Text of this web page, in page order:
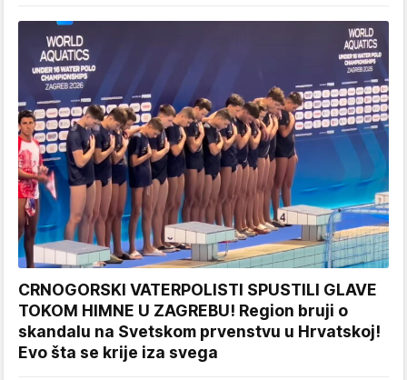
CRNOGORSKI VATERPOLISTI SPUSTILI GLAVE
TOKOM HIMNE U ZAGREBU! Region bruji o
skandalu na Svetskom prvenstvu u Hrvatskoj!
Evo šta se krije iza svega